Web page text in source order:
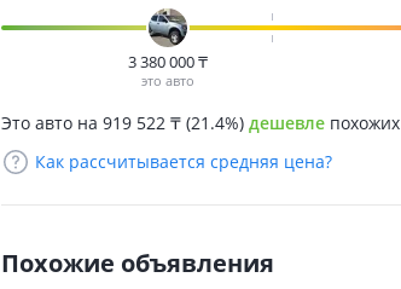
3 380 000₸
это авто
Это авто на 919 522 ₸ (21.4%) дешевле похожих
Как рассчитывается средняя цена?
Похожие объявления